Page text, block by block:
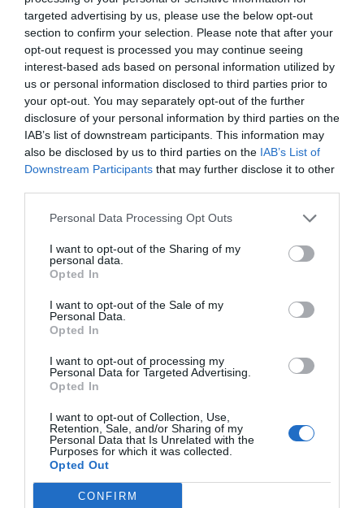
targeted advertising by us, please use the below opt-out
section to confirm your selection. Please note that after your
opt-out request is processed you may continue seeing
interest-based ads based on personal information utilized by
us or personal information disclosed to third parties prior to
your opt-out. You may separately opt-out of the further
disclosure of your personal information by third parties on the
IAB’s list of downstream participants. This information may
also be disclosed by us to third parties on the IAB’s List of
Downstream Participants that may further disclose it to other
Personal Data Processing Opt Outs
I want to opt-out of the Sharing of my
personal data.
Opted In
I want to opt-out of the Sale of my
Personal Data.
Opted In
I want to opt-out of processing my
Personal Data for Targeted Advertising.
Opted In
I want to opt-out of Collection, Use,
Retention, Sale, and/or Sharing of my
Personal Data that Is Unrelated with the
Purposes for which it was collected.
Opted Out
CONFIRM